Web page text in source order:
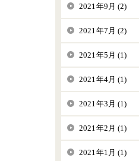
2021年9月 (2)
2021年7月 (2)
2021年5月 (1)
2021年4月 (1)
2021年3月 (1)
2021年2月 (1)
2021年1月 (1)